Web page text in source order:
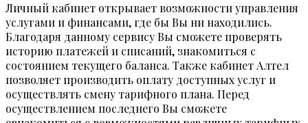
Личный кабинет открывает возможности управления
услугами и финансами, где бы Вы ни находились.
Благодаря данному сервису Вы сможете проверять
историю платежей и списаний, знакомиться с
состоянием текущего баланса. Также кабинет Алтел
позволяет производить оплату доступных услуг и
осуществлять смену тарифного плана. Перед
осуществлением последнего Вы сможете